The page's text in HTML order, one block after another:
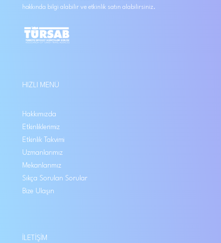
hakkında bilgi alabilir ve etkinlik satın alabilirsiniz.
HIZLI MENÜ
Hakkımızda
Etkinliklerimiz
Etkinlik Takvimi
Uzmanlarımız
Mekanlarımız
Sıkça Sorulan Sorular
Bize Ulaşın
İLETIŞIM